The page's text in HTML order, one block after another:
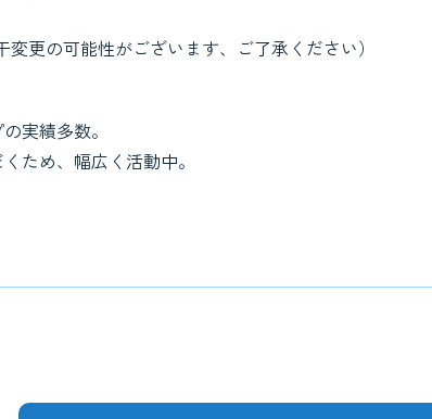
更の可能性がございます、ご了承ください）
実績多数。
ため、幅広く活動中。